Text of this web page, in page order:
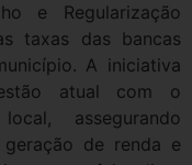
e Regularização
taxas das bancas
A iniciativa
atual com o
assegurando
de renda e